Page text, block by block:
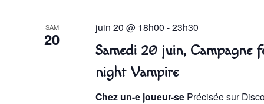
SAM
20
Samedi 20 juin, Campagne
night Vampire
juin 20 @ 18h00 -23h30
Chez un-e joueur-se Précisée sur